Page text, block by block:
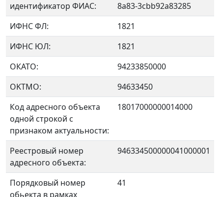
идентификатор ФИАС:
8a83-3cbb92a83285
ИФНС ФЛ:
1821
ИФНС ЮЛ:
1821
ОКАТО:
94233850000
OKTMO:
94633450
Код адресного объекта
одной строкой с
признаком актуальности:
18017000000014000
Реестровый номер
адресного объекта:
946334500000041000001
Порядковый номер
обьекта в рамках
41